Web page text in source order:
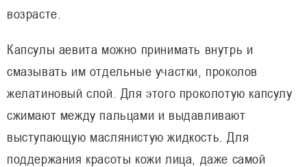
возрасте.
Капсулы аевита можно принимать внутрь и
смазывать им отдельные участки, проколов
желатиновый слой. Для этого проколотую капсулу
сжимают между пальцами и выдавливают
выступающую маслянистую жидкость. Для
поддержания красоты кожи лица, даже самой